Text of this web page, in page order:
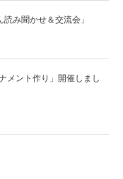
み聞かせ＆交流会」
メント作り」開催しまし